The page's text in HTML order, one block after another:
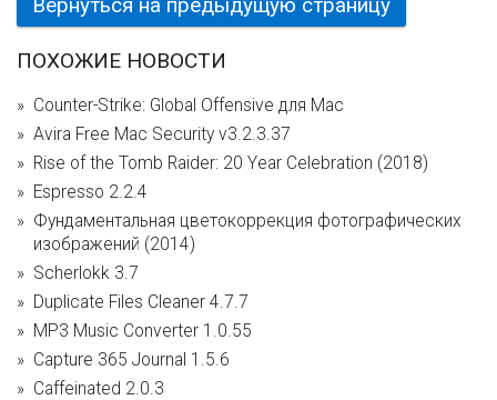
ПОХОЖИЕ НОВОСТИ
Counter-Strike: Global Offensive для Mac
Avira Free Mac Security v3.2.3.37
Rise of the Tomb Raider: 20 Year Celebration (2018)
Espresso 2.2.4
Фундаментальная цветокоррекция фотографических
изображений (2014)
Scherlokk 3.7
Duplicate Files Cleaner 4.7.7
MP3 Music Converter 1.0.55
Capture 365 Journal 1.5.6
Caffeinated 2.0.3